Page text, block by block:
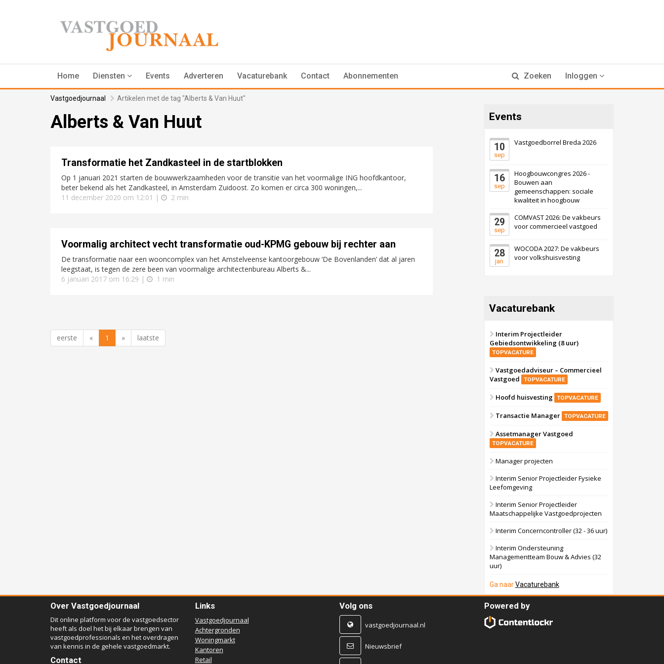
Home Diensten Events Adverteren Vacaturebank Contact Abonnementen Zoeken Inloggen
Vastgoedjournaal Artikelen met de tag "Alberts & Van Huut"
Alberts & Van Huut
Transformatie het Zandkasteel in de startblokken
Op 1 januari 2021 starten de bouwwerkzaamheden voor de transitie van het voormalige ING hoofdkantoor,
beter bekend als het Zandkasteel, in Amsterdam Zuidoost. Zo komen er circa 300 woningen,...
11 december 2020 om 12:01 |
2 min
Voormalig architect vecht transformatie oud-KPMG gebouw bij rechter aan
De transformatie naar een wooncomplex van het Amstelveense kantoorgebouw ‘De Bovenlanden’ dat al jaren
leegstaat, is tegen de zere been van voormalige architectenbureau Alberts &...
6 januari 2017 om 16:29 |
1 min
eerste « 1 » laatste
Events
10
sep
Vastgoedborrel Breda 2026
16
sep
Hoogbouwcongres 2026 -
Bouwen aan
gemeenschappen: sociale
kwaliteit in hoogbouw
29
sep
COMVAST 2026: De vakbeurs
voor commercieel vastgoed
28
jan
WOCODA 2027: De vakbeurs
voor volkshuisvesting
Vacaturebank
Interim Projectleider
Gebiedsontwikkeling (8 uur)
TOPVACATURE
Vastgoedadviseur – Commercieel
Vastgoed
TOPVACATURE
Hoofd huisvesting TOPVACATURE
Transactie Manager TOPVACATURE
Assetmanager Vastgoed
TOPVACATURE
Manager projecten
Interim Senior Projectleider Fysieke
Leefomgeving
Interim Senior Projectleider
Maatschappelijke Vastgoedprojecten
Interim Concerncontroller (32 - 36 uur)
Interim Ondersteuning
Managementteam Bouw & Advies (32
uur)
Ga naarVacaturebank
Over Vastgoedjournaal
Dit online platform voor de vastgoedsector
heeft als doel het bij elkaar brengen van
vastgoedprofessionals en het overdragen
van kennis in de gehele vastgoedmarkt.
Contact
Links
Vastgoedjournaal
Achtergronden
Woningmarkt
Kantoren
Retail
Volg ons
vastgoedjournaal.nl
Nieuwsbrief
Powered by